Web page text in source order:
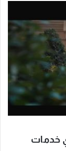
خدمات